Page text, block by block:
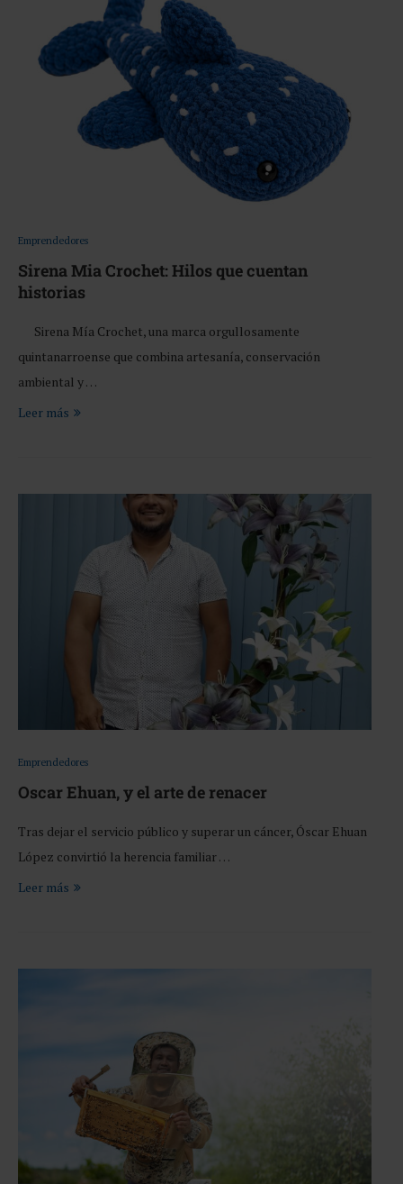
Emprendedores
Sirena Mia Crochet: Hilos que cuentan
historias
Sirena Mía Crochet, una marca orgullosamente
quintanarroense que combina artesanía, conservación
ambiental y …
Leer más
Emprendedores
Oscar Ehuan, y el arte de renacer
Tras dejar el servicio público y superar un cáncer, Óscar Ehuan
López convirtió la herencia familiar …
Leer más